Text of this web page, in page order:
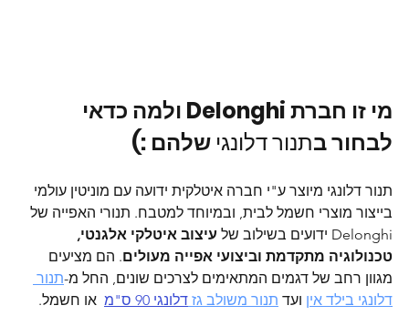
מי זו חברת Delonghi ולמה כדאי
לבחור בתנור דלונגי שלהם :)
תנור דלונגי מיוצר ע"י חברה איטלקית ידועה עם מוניטין עולמי
בייצור מוצרי חשמל לבית, ובמיוחד למטבח. תנורי האפייה של
Delonghi ידועים בשילוב של
עיצוב איטלקי אלגנטי,
טכנולוגיה מתקדמת וביצועי אפייה מעולים. הם מציעים
מגוון רחב של דגמים המתאימים לצרכים שונים, החל מ-תנור
דלונגי בילד אין ועד תנור משולב גז דלונגי 90 ס"מ או חשמל.